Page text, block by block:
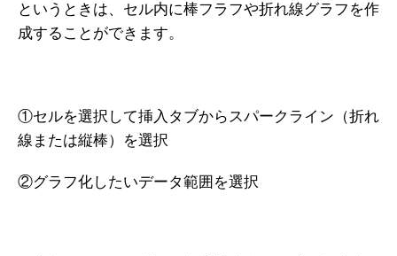
というときは、セル内に棒フラフや折れ線グラフを作
成することができます。
①セルを選択して挿入タブからスパークライン（折れ
線または縦棒）を選択
②グラフ化したいデータ範囲を選択